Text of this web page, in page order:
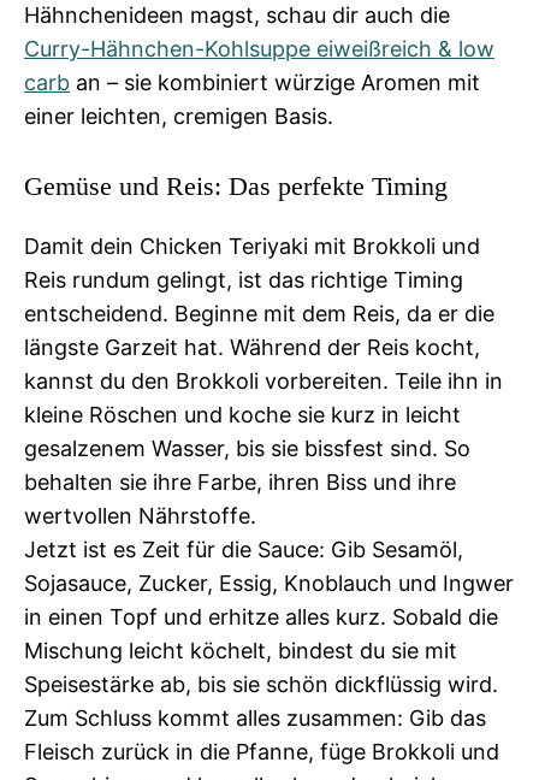
Hähnchenideen magst, schau dir auch die
Curry-Hähnchen-Kohlsuppe eiweißreich & low
carb an – sie kombiniert würzige Aromen mit
einer leichten, cremigen Basis.
Gemüse und Reis: Das perfekte Timing
Damit dein Chicken Teriyaki mit Brokkoli und
Reis rundum gelingt, ist das richtige Timing
entscheidend. Beginne mit dem Reis, da er die
längste Garzeit hat. Während der Reis kocht,
kannst du den Brokkoli vorbereiten. Teile ihn in
kleine Röschen und koche sie kurz in leicht
gesalzenem Wasser, bis sie bissfest sind. So
behalten sie ihre Farbe, ihren Biss und ihre
wertvollen Nährstoffe.
Jetzt ist es Zeit für die Sauce: Gib Sesamöl,
Sojasauce, Zucker, Essig, Knoblauch und Ingwer
in einen Topf und erhitze alles kurz. Sobald die
Mischung leicht köchelt, bindest du sie mit
Speisestärke ab, bis sie schön dickflüssig wird.
Zum Schluss kommt alles zusammen: Gib das
Fleisch zurück in die Pfanne, füge Brokkoli und